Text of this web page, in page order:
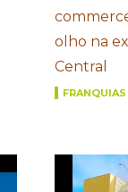
olho na
Central
FRANQUIAS